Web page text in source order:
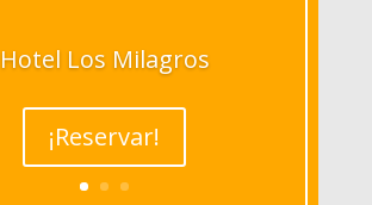
Hotel Los Milagros
¡Reservar!